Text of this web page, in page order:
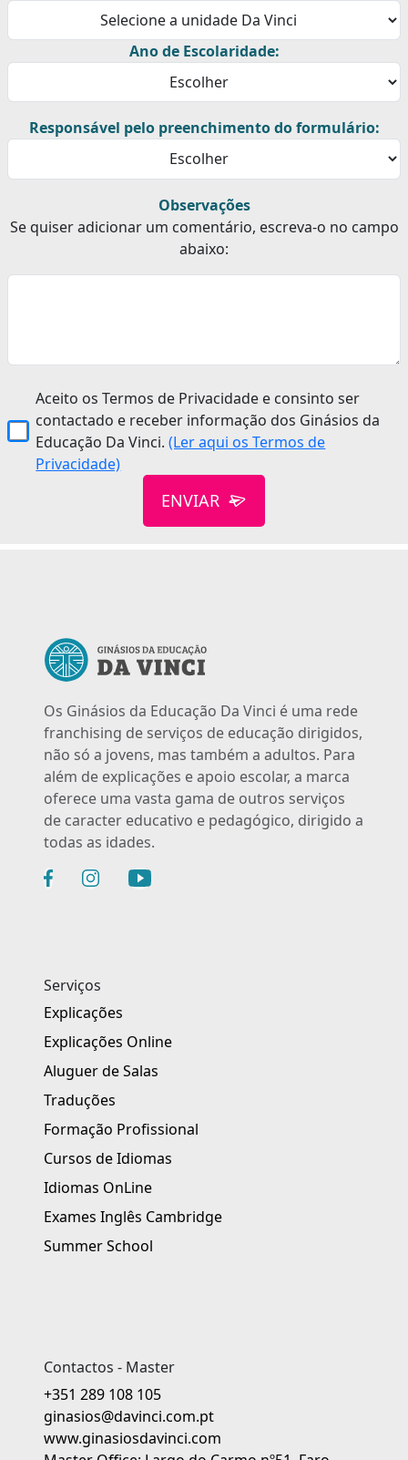
Ano de Escolaridade:
Responsável pelo preenchimento do formulário:
Observações
Se quiser adicionar um comentário, escreva-o no campo
abaixo:
Aceito os Termos de Privacidade e consinto ser
contactado e receber informação dos Ginásios da
Educação Da Vinci.(Ler aqui os Termos de
Privacidade)
ENVIAR
Os Ginásios da Educação Da Vinci é uma rede
franchising de serviços de educação dirigidos,
não só a jovens, mas também a adultos. Para
além de explicações e apoio escolar, a marca
oferece uma vasta gama de outros serviços
de caracter educativo e pedagógico, dirigido a
todas as idades.
Serviços
Explicações
Explicações Online
Aluguer de Salas
Traduções
Formação Profissional
Cursos de Idiomas
Idiomas OnLine
Exames Inglês Cambridge
Summer School
Contactos - Master
+351 289 108 105
ginasios@davinci.com.pt
www.ginasiosdavinci.com